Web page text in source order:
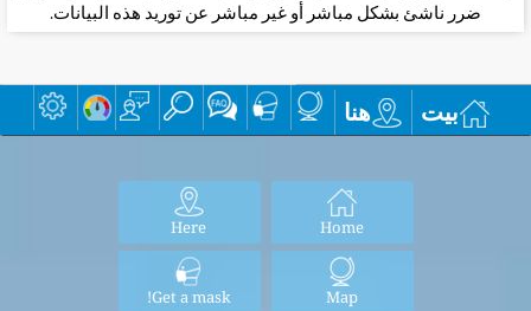
ضرر ناشئ بشكل مباشر أو غير مباشر عن توريد هذه البيانات.
بيت هنا
Home
Here
Map
Get a mask!